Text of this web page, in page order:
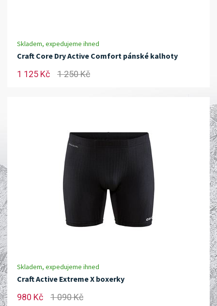
Skladem, expedujeme ihned
Craft Core Dry Active Comfort pánské kalhoty
1 125 Kč 1 250 Kč
Skladem, expedujeme ihned
Craft Active Extreme X boxerky
980 Kč 1 090 Kč